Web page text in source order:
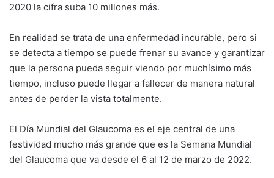
2020 la cifra suba 10 millones más.
En realidad se trata de una enfermedad incurable, pero si
se detecta a tiempo se puede frenar su avance y garantizar
que la persona pueda seguir viendo por muchísimo más
tiempo, incluso puede llegar a fallecer de manera natural
antes de perder la vista totalmente.
El Día Mundial del Glaucoma es el eje central de una
festividad mucho más grande que es la Semana Mundial
del Glaucoma que va desde el 6 al 12 de marzo de 2022.